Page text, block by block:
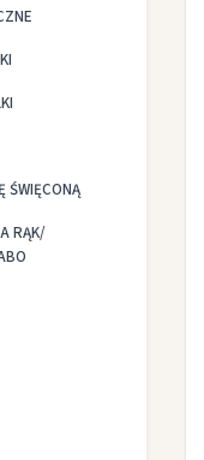
ŚWIĘCONĄ
RĄK/